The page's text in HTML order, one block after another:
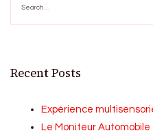
for:
Recent Posts
Expérience
Le Moniteur